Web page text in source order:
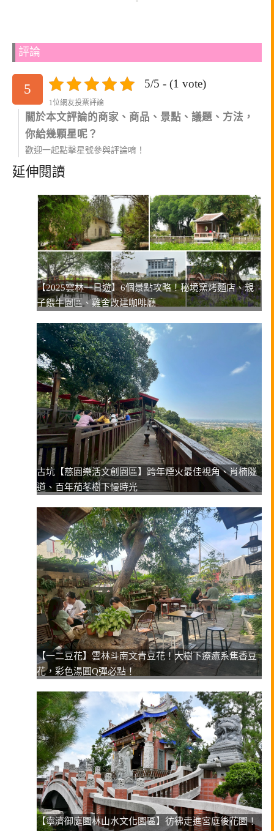
評論
5 5/5 - (1 vote)
1位網友投票評論
關於本文評論的商家、商品、景點、議題、方法，
你給幾顆星呢？
歡迎一起點擊星號參與評論唷！
延伸閱讀
【2025雲林一日遊】6個景點攻略！秘境窯烤麵店、親
子餵牛園區、雞舍改建咖啡廳
古坑【慈園樂活文創園區】跨年煙火最佳視角、肖楠隧
道、百年茄苳樹下慢時光
【一二豆花】雲林斗南文青豆花！大樹下療癒系焦香豆
花，彩色湯圓Q彈必點！
【寧濟御庭園林山水文化園區】彷彿走進宮庭後花園！